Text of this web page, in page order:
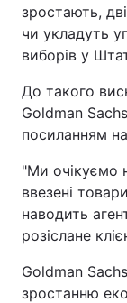
зростають,
чи укладуть
виборів у
До такого
Goldman
посиланням
"Ми очікуємо
ввезені
наводить
розіслане
Goldman
зростанню